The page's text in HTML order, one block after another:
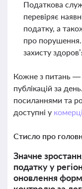
Податкова
перевіряє
податку, а
про порушення.
захисту
Кожне з питань —
публікацій за
посиланнями та
доступні у
Стисло про
Значне
податку у
оновлення форм